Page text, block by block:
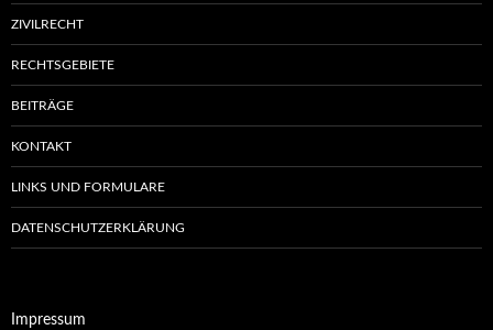
ZIVILRECHT
RECHTSGEBIETE
BEITRÄGE
KONTAKT
LINKS UND FORMULARE
DATENSCHUTZERKLÄRUNG
Impressum